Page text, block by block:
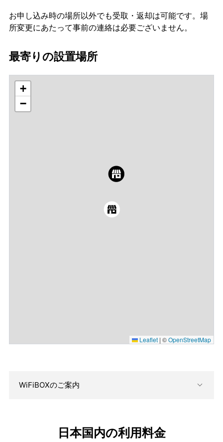
お申し込み時の場所以外でも受取・返却は可能です。場
所変更にあたって事前の連絡は必要ございません。
最寄りの設置場所
+
−
Leaflet | ©OpenStreetMap
WiFiBOXのご案内
日本国内の利用料金